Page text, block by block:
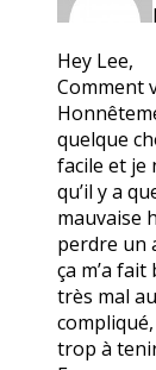
Hey Lee,
Comment
quelque
facile et je
qu’il y a
mauvaise
perdre un
ça m’a
très mal
trop à